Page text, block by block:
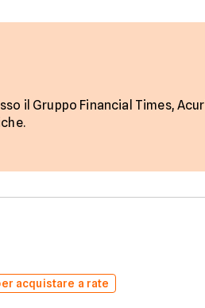
il Gruppo Financial Times,
acquistare a rate